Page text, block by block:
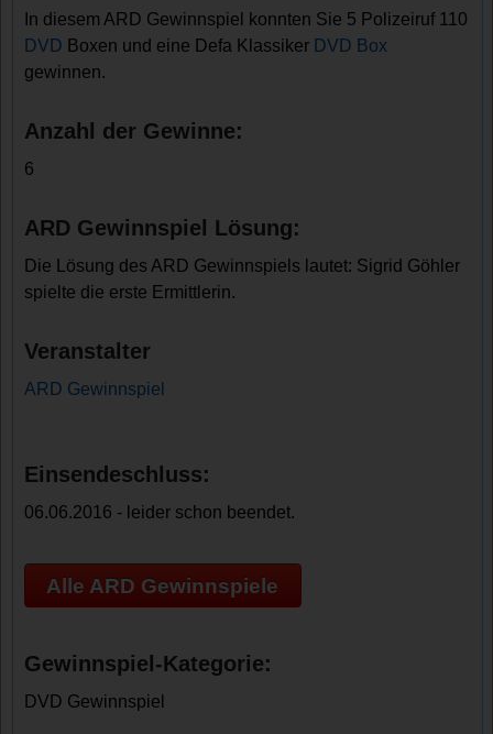
In diesem ARD Gewinnspiel konnten Sie 5 Polizeiruf 110
DVD Boxen und eine Defa Klassiker DVD Box
gewinnen.
Anzahl der Gewinne:
6
ARD Gewinnspiel Lösung:
Die Lösung des ARD Gewinnspiels lautet: Sigrid Göhler
spielte die erste Ermittlerin.
Veranstalter
ARD Gewinnspiel
Einsendeschluss:
06.06.2016 - leider schon beendet.
Alle ARD Gewinnspiele
Gewinnspiel-Kategorie:
DVD Gewinnspiel